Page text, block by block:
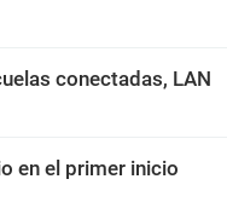
conectadas, LAN
en el primer inicio